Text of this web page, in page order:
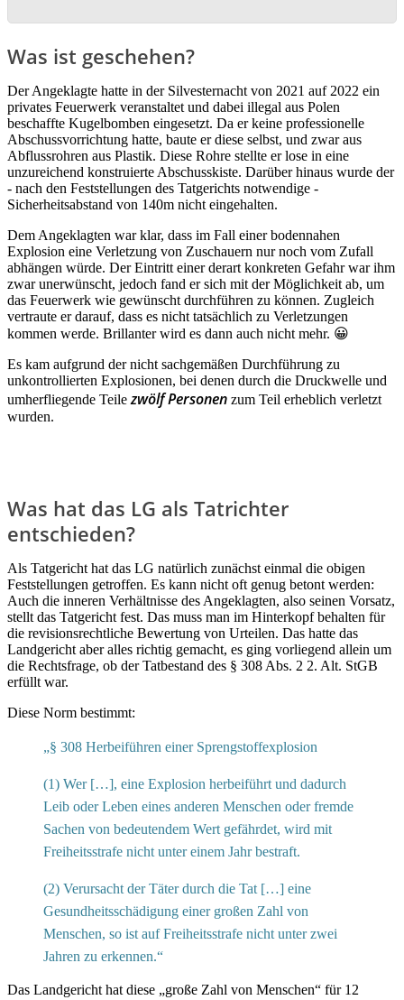
Was ist geschehen?
Der Angeklagte hatte in der Silvesternacht von 2021 auf 2022 ein
privates Feuerwerk veranstaltet und dabei illegal aus Polen
beschaffte Kugelbomben eingesetzt. Da er keine professionelle
Abschussvorrichtung hatte, baute er diese selbst, und zwar aus
Abflussrohren aus Plastik. Diese Rohre stellte er lose in eine
unzureichend konstruierte Abschusskiste. Darüber hinaus wurde der
‑ nach den Feststellungen des Tatgerichts notwendige ‑
Sicherheitsabstand von 140m nicht eingehalten.
Dem Angeklagten war klar, dass im Fall einer bodennahen
Explosion eine Verletzung von Zuschauern nur noch vom Zufall
abhängen würde. Der Eintritt einer derart konkreten Gefahr war ihm
zwar unerwünscht, jedoch fand er sich mit der Möglichkeit ab, um
das Feuerwerk wie gewünscht durchführen zu können. Zugleich
vertraute er darauf, dass es nicht tatsächlich zu Verletzungen
kommen werde. Brillanter wird es dann auch nicht mehr. 😀
Es kam aufgrund der nicht sachgemäßen Durchführung zu
unkontrollierten Explosionen, bei denen durch die Druckwelle und
umherfliegende Teile zwölf Personen zum Teil erheblich verletzt
wurden.
Was hat das LG als Tatrichter
entschieden?
Als Tatgericht hat das LG natürlich zunächst einmal die obigen
Feststellungen getroffen. Es kann nicht oft genug betont werden:
Auch die inneren Verhältnisse des Angeklagten, also seinen Vorsatz,
stellt das Tatgericht fest. Das muss man im Hinterkopf behalten für
die revisionsrechtliche Bewertung von Urteilen. Das hatte das
Landgericht aber alles richtig gemacht, es ging vorliegend allein um
die Rechtsfrage, ob der Tatbestand des § 308 Abs. 2 2. Alt. StGB
erfüllt war.
Diese Norm bestimmt:
„§ 308 Herbeiführen einer Sprengstoffexplosion
(1) Wer […], eine Explosion herbeiführt und dadurch
Leib oder Leben eines anderen Menschen oder fremde
Sachen von bedeutendem Wert gefährdet, wird mit
Freiheitsstrafe nicht unter einem Jahr bestraft.
(2) Verursacht der Täter durch die Tat […] eine
Gesundheitsschädigung einer großen Zahl von
Menschen, so ist auf Freiheitsstrafe nicht unter zwei
Jahren zu erkennen.“
Das Landgericht hat diese „große Zahl von Menschen“ für 12